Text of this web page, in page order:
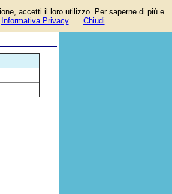
accetti il loro utilizzo. Per saperne di più e
Informativa Privacy Chiudi